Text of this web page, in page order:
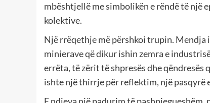
mbështjellë me simbolikën e rëndë të një
kolektive.
Një rrëqethje më përshkoi trupin.
minierave që dikur ishin zemra e
errëta, të zërit të shpresës dhe
ishte një thirrje për reflektim, një pasqyrë